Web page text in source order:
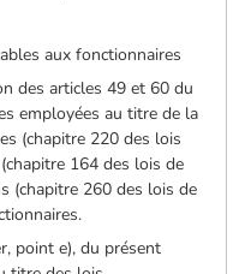
aux fonctionnaires
des articles 49 et 60 du
employées au titre de la
(chapitre 220 des lois
164 des lois de
(chapitre 260 des lois de
point e), du présent